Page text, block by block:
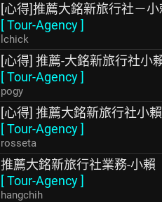
[心得]推薦大銘新旅行社－小
[Tour-Agency]
lchick
[心得] 推薦-大銘新旅行社小
[Tour-Agency]
pogy
[心得] 推薦大銘新旅行社小賴
[Tour-Agency]
rosseta
推薦大銘新旅行社業務-小賴
[Tour-Agency]
hangchih